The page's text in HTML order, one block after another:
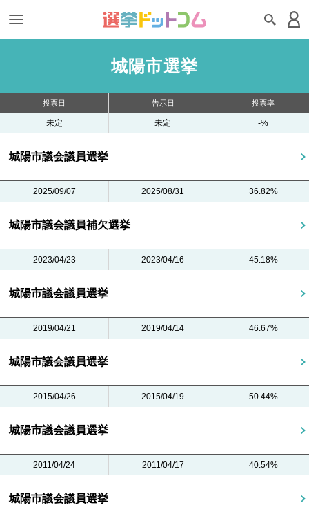
城陽市選挙
投票日 告示日 投票率
未定 未定 -%
城陽市議会議員選挙
2025/09/07 2025/08/31 36.82%
城陽市議会議員補欠選挙
2023/04/23 2023/04/16 45.18%
城陽市議会議員選挙
2019/04/21 2019/04/14 46.67%
城陽市議会議員選挙
2015/04/26 2015/04/19 50.44%
城陽市議会議員選挙
2011/04/24 2011/04/17 40.54%
城陽市議会議員選挙